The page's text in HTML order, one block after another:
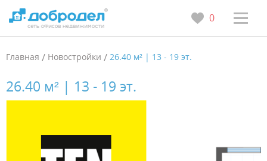
0
Главная / Новостройки / 26.40 м² | 13 - 19 эт.
26.40 м² | 13 - 19 эт.